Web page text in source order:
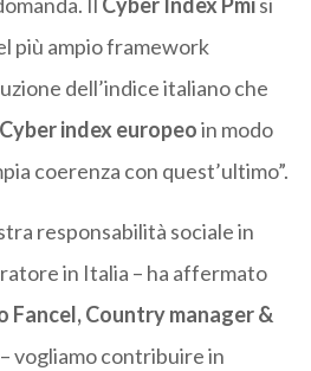
Il Cyber Index Pmisi
più ampio framework
dell’indice italiano che
Cyber index europeoin modo
coerenza con quest’ultimo”.
responsabilità sociale in
in Italia – ha affermato
Fancel, Country manager &
– vogliamo contribuire in